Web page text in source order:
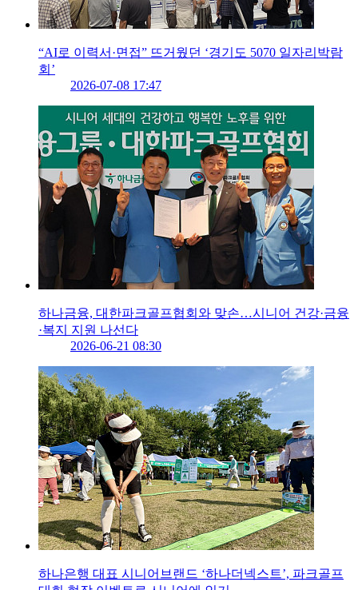
“AI로 이력서·면접” 뜨거웠던 ‘경기도 5070 일자리박람
회’
2026-07-08 17:47
하나금융, 대한파크골프협회와 맞손…시니어 건강·금융
·복지 지원 나선다
2026-06-21 08:30
하나은행 대표 시니어브랜드 ‘하나더넥스트’, 파크골프